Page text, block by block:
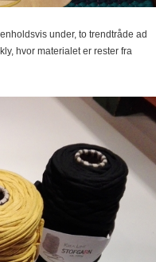
under, to trendtråde ad
hvor materialet er rester fra